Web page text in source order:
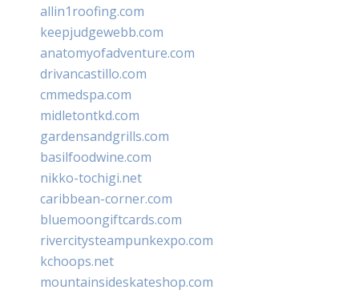
allin1roofing.com
keepjudgewebb.com
anatomyofadventure.com
drivancastillo.com
cmmedspa.com
midletontkd.com
gardensandgrills.com
basilfoodwine.com
nikko-tochigi.net
caribbean-corner.com
bluemoongiftcards.com
rivercitysteampunkexpo.com
kchoops.net
mountainsideskateshop.com